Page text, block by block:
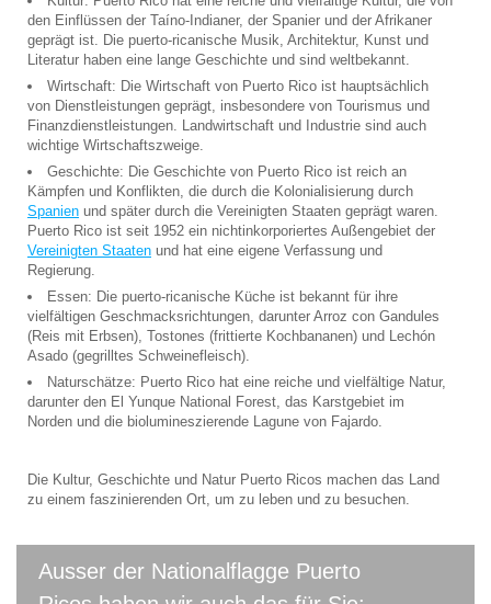
den Einflüssen der Taíno-Indianer, der Spanier und der Afrikaner
geprägt ist. Die puerto-ricanische Musik, Architektur, Kunst und
Literatur haben eine lange Geschichte und sind weltbekannt.
Wirtschaft: Die Wirtschaft von Puerto Rico ist hauptsächlich
von Dienstleistungen geprägt, insbesondere von Tourismus und
Finanzdienstleistungen. Landwirtschaft und Industrie sind auch
wichtige Wirtschaftszweige.
Geschichte: Die Geschichte von Puerto Rico ist reich an
Kämpfen und Konflikten, die durch die Kolonialisierung durch
Spanien und später durch die Vereinigten Staaten geprägt waren.
Puerto Rico ist seit 1952 ein nichtinkorporiertes Außengebiet der
Vereinigten Staaten und hat eine eigene Verfassung und
Regierung.
Essen: Die puerto-ricanische Küche ist bekannt für ihre
vielfältigen Geschmacksrichtungen, darunter Arroz con Gandules
(Reis mit Erbsen), Tostones (frittierte Kochbananen) und Lechón
Asado (gegrilltes Schweinefleisch).
Naturschätze: Puerto Rico hat eine reiche und vielfältige Natur,
darunter den El Yunque National Forest, das Karstgebiet im
Norden und die biolumineszierende Lagune von Fajardo.
Die Kultur, Geschichte und Natur Puerto Ricos machen das Land
zu einem faszinierenden Ort, um zu leben und zu besuchen.
Ausser der Nationalflagge Puerto